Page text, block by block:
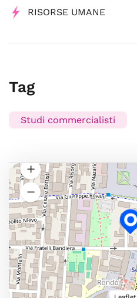
RISORSE UMANE
Tag
Studi commercialisti